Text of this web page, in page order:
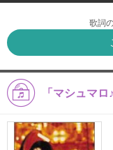
歌詞
「マシュマ